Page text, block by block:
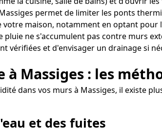
permet de limiter les ponts
maison, notamment en optant pour
pluie ne s'accumulent pas contre murs
vérifiées et d'envisager un drainage si
Massiges : les
dans vos murs à Massiges, il existe
et des fuites